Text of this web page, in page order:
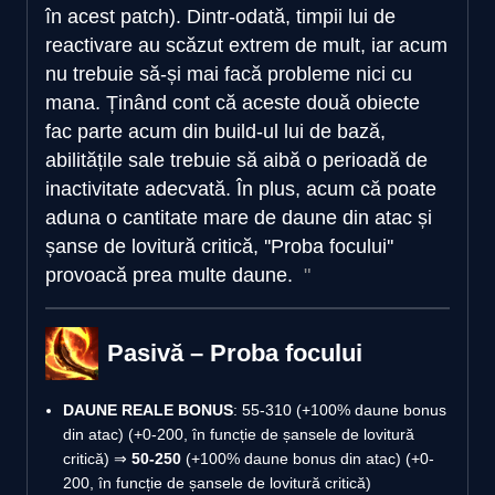
în acest patch). Dintr-odată, timpii lui de
reactivare au scăzut extrem de mult, iar acum
nu trebuie să-și mai facă probleme nici cu
mana. Ținând cont că aceste două obiecte
fac parte acum din build-ul lui de bază,
abilitățile sale trebuie să aibă o perioadă de
inactivitate adecvată. În plus, acum că poate
aduna o cantitate mare de daune din atac și
șanse de lovitură critică, ''Proba focului''
provoacă prea multe daune.
Pasivă – Proba focului
DAUNE REALE BONUS: 55-310 (+100% daune bonus
din atac) (+0-200, în funcție de șansele de lovitură
critică) ⇒ 50-250 (+100% daune bonus din atac) (+0-
200, în funcție de șansele de lovitură critică)